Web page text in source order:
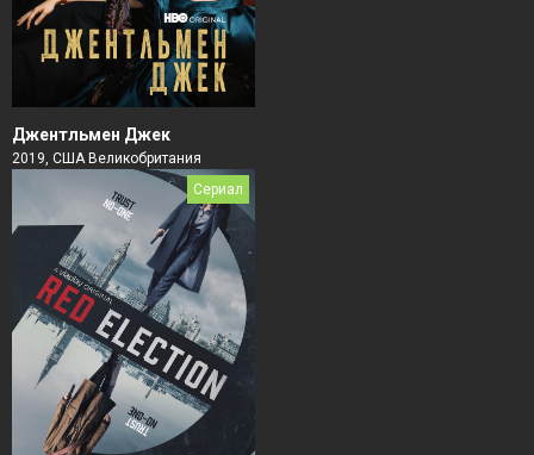
Джентльмен Джек
2019, США Великобритания
Сериал